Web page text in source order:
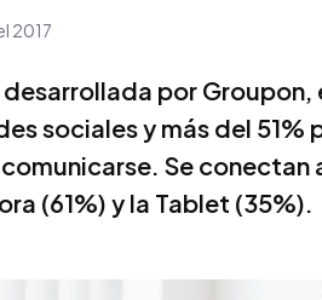
2017
por Groupon,
sociales y más del 51%
Se conectan
(61%) y la Tablet (35%).